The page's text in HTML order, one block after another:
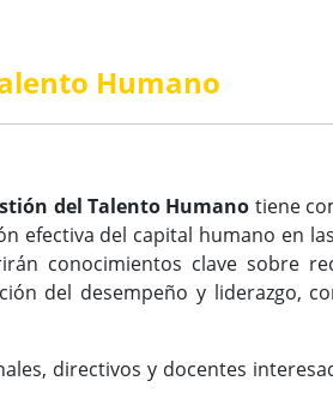
Humano
del Talento Humano tiene
efectiva del capital humano en
conocimientos clave sobre
del desempeño y liderazgo,
directivos y docentes